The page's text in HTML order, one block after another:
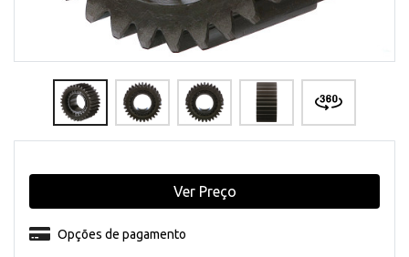
Opções de pagamento
Ver Preço